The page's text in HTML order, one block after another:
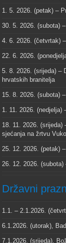
1. 5. 2026. (petak) –
30. 5. 2026. (subota)
4. 6. 2026. (četvrtak)
22. 6. 2026.
5. 8. 2026. (srijeda) –
hrvatskih branitelja
15. 8. 2026. (subota)
1. 11. 2026. (nedjelja)
18. 11. 2026.
sjećanja na žrtvu
25. 12. 2026. (petak)
26. 12. 2026.
Državni
1.1. – 2.1.2026.
6.1.2026. (utorak),
7.1.2026. (srijeda),